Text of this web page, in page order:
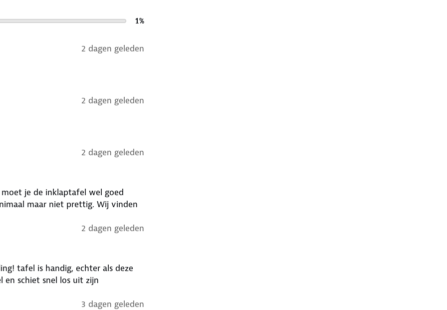
1%
2 dagen geleden
2 dagen geleden
2 dagen geleden
je de inklaptafel wel goed
maar niet prettig. Wij vinden
2 dagen geleden
tafel is handig, echter als deze
schiet snel los uit zijn
3 dagen geleden